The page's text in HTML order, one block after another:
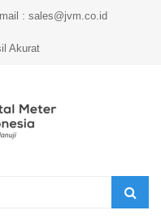
: sales@jvm.co.id
Akurat